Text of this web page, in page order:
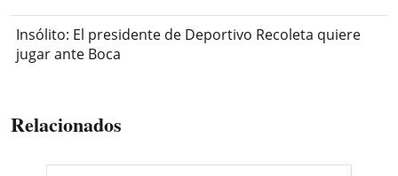
Insólito: El presidente de Deportivo Recoleta quiere
jugar ante Boca
Relacionados